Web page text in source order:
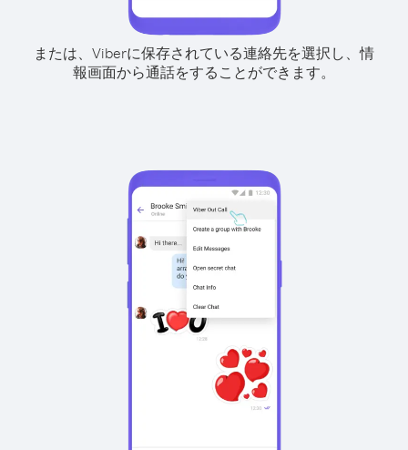
または、Viberに保存されている連絡先を選択し、情
報画面から通話をすることができます。